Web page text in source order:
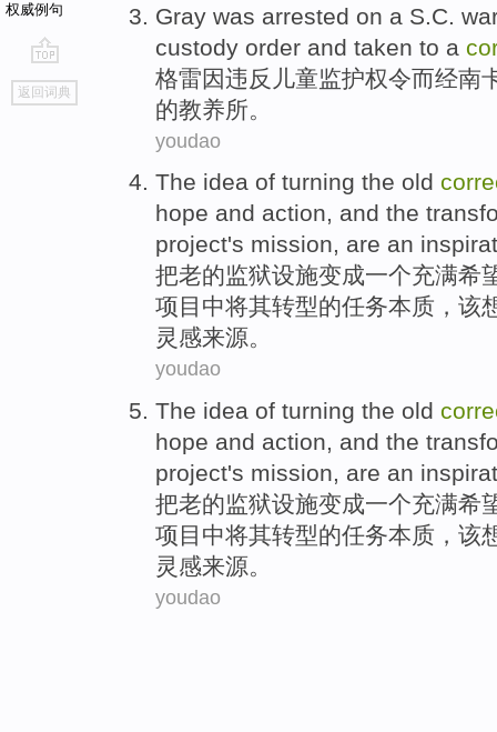
权威例句
go
top
返回词典
Gray was arrested on a S.C.
custody order and taken to a
格雷因违反 儿童监护权令而经南
的教养所 。
youdao
The idea of turning the old
hope and action, and the
project's mission, are an
把老的监狱设施变成一个充满希
项目 中将其转型的任务本质 ，该
灵感来源。
youdao
The idea of turning the old
hope and action, and the
project's mission, are an
把老的监狱设施变成一个充满希
项目 中将其转型的任务本质 ，该
灵感来源。
youdao